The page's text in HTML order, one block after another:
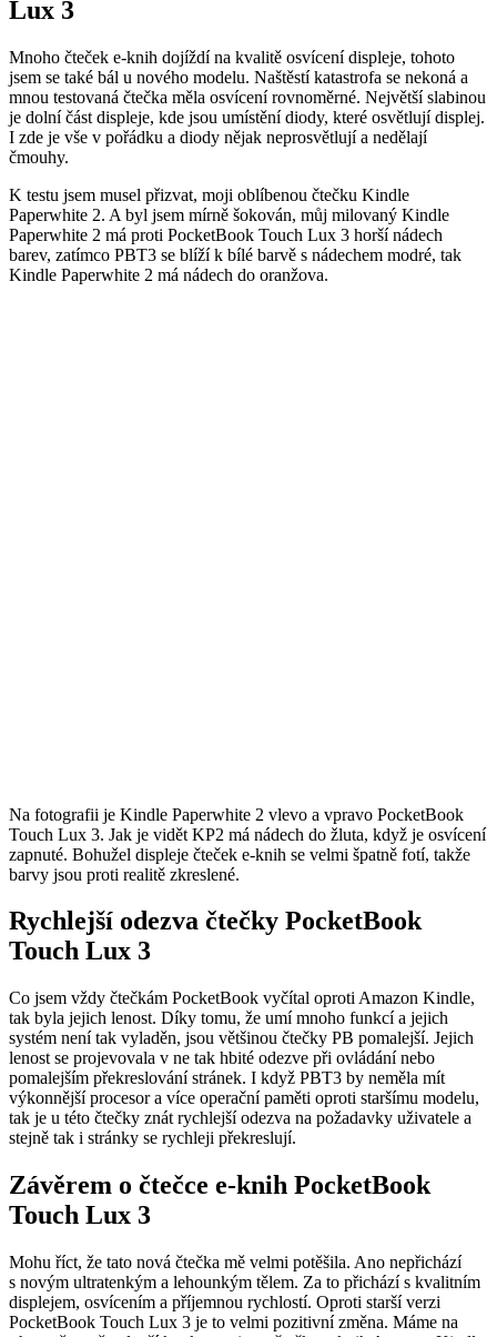
Lux 3
Mnoho čteček e-knih dojíždí na kvalitě osvícení displeje, tohoto
jsem se také bál u nového modelu. Naštěstí katastrofa se nekoná a
mnou testovaná čtečka měla osvícení rovnoměrné. Největší slabinou
je dolní část displeje, kde jsou umístění diody, které osvětlují displej.
I zde je vše v pořádku a diody nějak neprosvětlují a nedělají
čmouhy.
K testu jsem musel přizvat, moji oblíbenou čtečku Kindle
Paperwhite 2. A byl jsem mírně šokován, můj milovaný Kindle
Paperwhite 2 má proti PocketBook Touch Lux 3 horší nádech
barev, zatímco PBT3 se blíží k bílé barvě s nádechem modré, tak
Kindle Paperwhite 2 má nádech do oranžova.
Na fotografii je Kindle Paperwhite 2 vlevo a vpravo PocketBook
Touch Lux 3. Jak je vidět KP2 má nádech do žluta, když je osvícení
zapnuté. Bohužel displeje čteček e-knih se velmi špatně fotí, takže
barvy jsou proti realitě zkreslené.
Rychlejší odezva čtečky PocketBook
Touch Lux 3
Co jsem vždy čtečkám PocketBook vyčítal oproti Amazon Kindle,
tak byla jejich lenost. Díky tomu, že umí mnoho funkcí a jejich
systém není tak vyladěn, jsou většinou čtečky PB pomalejší. Jejich
lenost se projevovala v ne tak hbité odezve při ovládání nebo
pomalejším překreslování stránek. I když PBT3 by neměla mít
výkonnější procesor a více operační paměti oproti staršímu modelu,
tak je u této čtečky znát rychlejší odezva na požadavky uživatele a
stejně tak i stránky se rychleji překreslují.
Závěrem o čtečce e-knih PocketBook
Touch Lux 3
Mohu říct, že tato nová čtečka mě velmi potěšila. Ano nepřichází
s novým ultratenkým a lehounkým tělem. Za to přichází s kvalitním
displejem, osvícením a příjemnou rychlostí. Oproti starší verzi
PocketBook Touch Lux 3 je to velmi pozitivní změna. Máme na